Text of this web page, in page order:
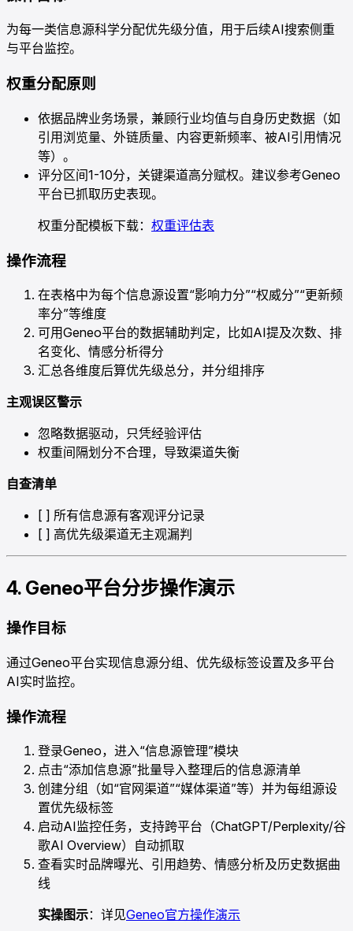
为每一类信息源科学分配优先级分值，用于后续AI搜索侧重
与平台监控。
权重分配原则
依据品牌业务场景，兼顾行业均值与自身历史数据（如
引用浏览量、外链质量、内容更新频率、被AI引用情况
等）。
评分区间1-10分，关键渠道高分赋权。建议参考Geneo
平台已抓取历史表现。
权重分配模板下载： 权重评估表
操作流程
在表格中为每个信息源设置“影响力分”“权威分”“更新频
率分”等维度
可用Geneo平台的数据辅助判定，比如AI提及次数、排
名变化、情感分析得分
汇总各维度后算优先级总分，并分组排序
主观误区警示
忽略数据驱动，只凭经验评估
权重间隔划分不合理，导致渠道失衡
自查清单
[ ] 所有信息源有客观评分记录
[ ] 高优先级渠道无主观漏判
4. Geneo平台分步操作演示
操作目标
通过Geneo平台实现信息源分组、优先级标签设置及多平台
AI实时监控。
操作流程
登录Geneo，进入“信息源管理”模块
点击“添加信息源”批量导入整理后的信息源清单
创建分组（如“官网渠道”“媒体渠道”等）并为每组源设
置优先级标签
启动AI监控任务，支持跨平台（ChatGPT/Perplexity/谷
歌AI Overview）自动抓取
查看实时品牌曝光、引用趋势、情感分析及历史数据曲
线
实操图示：详见Geneo官方操作演示